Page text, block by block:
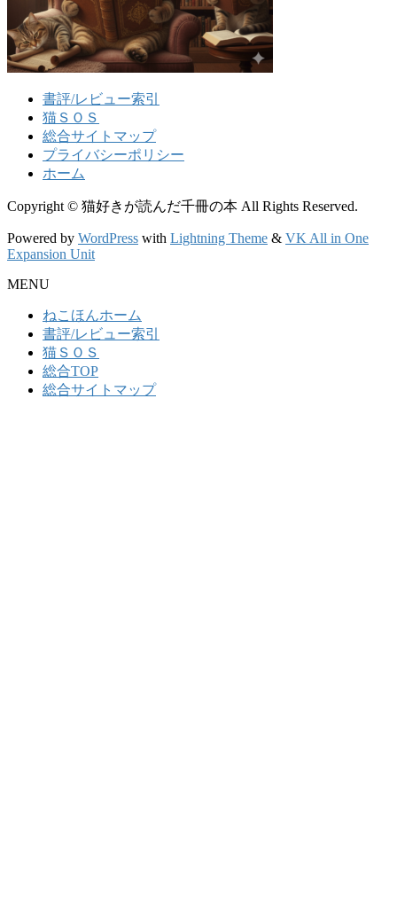
書評/レビュー索引
猫ＳＯＳ
総合サイトマップ
プライバシーポリシー
ホーム
Copyright © 猫好きが読んだ千冊の本 All Rights Reserved.
Powered by WordPress with Lightning Theme & VK All in One
Expansion Unit
MENU
ねこほんホーム
書評/レビュー索引
猫ＳＯＳ
総合TOP
総合サイトマップ